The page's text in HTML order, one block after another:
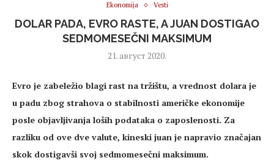
Ekonomija Vesti
DOLAR PADA, EVRO RASTE, A JUAN DOSTIGAO
SEDMOMESEČNI MAKSIMUM
21. август 2020.
Evro je zabeležio blagi rast na tržištu, a vrednost dolara je
u padu zbog strahova o stabilnosti američke ekonomije
posle objavljivanja loših podataka o zaposlenosti. Za
razliku od ove dve valute, kineski juan je napravio značajan
skok dostigavši svoj sedmomesečni maksimum.